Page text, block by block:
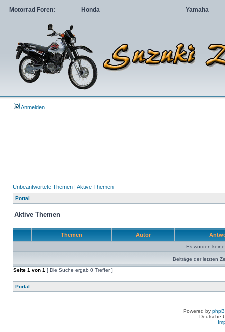
Motorrad Foren: Honda Yamaha
Anmelden
Unbeantwortete Themen | Aktive Themen
Portal
Aktive Themen
Themen Autor
Es wurden
Beiträge der letzten
Seite 1 von 1 [ Die Suche ergab 0 Treffer ]
Portal
Powered by
Deutsche